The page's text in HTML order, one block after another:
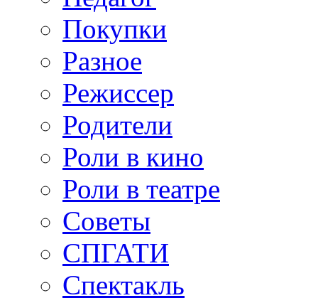
Покупки
Разное
Режиссер
Родители
Роли в кино
Роли в театре
Советы
СПГАТИ
Спектакль